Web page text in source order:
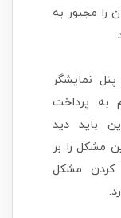
را مجبور به
نمایشگر
به پرداخت
باید دید
مشکل را بر
کردن مشکل